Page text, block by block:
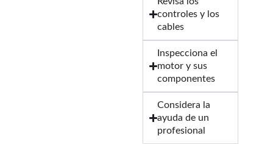
controles y los
cables
Inspecciona el
motor y sus
componentes
Considera la
ayuda de un
profesional